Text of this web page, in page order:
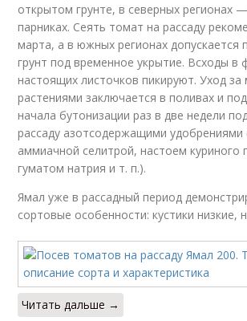
открытом грунте, в северных регионах
парниках. Сеять томат на рассаду
марта, а в южных регионах допускается
грунт под временное укрытие. Всходы в
настоящих листочков пикируют. Уход
растениями заключается в поливах и
начала бутонизации раз в две недели
рассаду азотсодержащими удобрениями
аммиачной селитрой, настоем куриного
гуматом натрия и т. п.).
Ямал уже в рассадный период
сортовые особенности: кустики низкие,
Читать дальше →